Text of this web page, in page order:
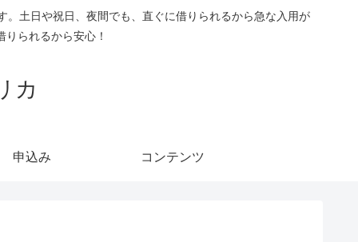
土日や祝日、夜間でも、直ぐに借りられるから急な入用が
られるから安心！
カ
申込み コンテンツ